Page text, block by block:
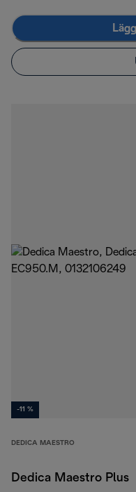
-11 %
DEDICA MAESTRO
Dedica Maestro Plus